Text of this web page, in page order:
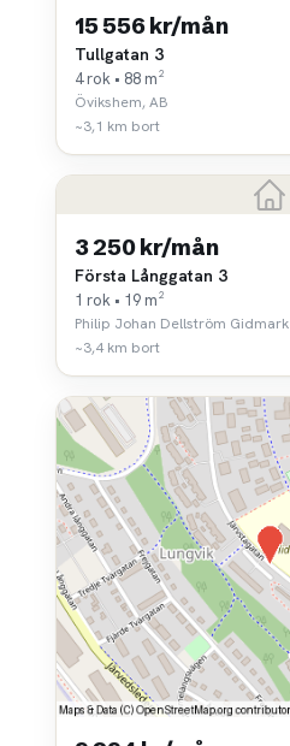
15 556 kr/mån
Tullgatan 3
4 rok • 88 m²
Övikshem, AB
~3,1 km bort
3 250 kr/mån
Första Långgatan 3
1 rok • 19 m²
Philip Johan Dellström Gidmark
~3,4 km bort